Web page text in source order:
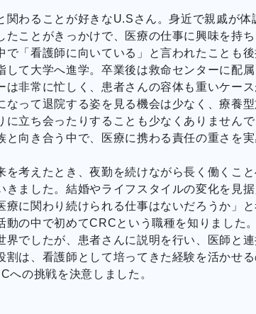
関わることが好きなU.Sさん。身近で親戚が体
たことがきっかけで、医療の仕事に興味を持
で「看護師に向いている」と言われたことも後
して大学へ進学。卒業後は救命センターに配属
は非常に忙しく、患者さんの容体も重いケー
なって退院する姿を見る機会は少なく、療養
に立ち会ったりすることも少なくありません
と向き合う中で、医療に携わる責任の重さを
を考えたとき、夜勤を続けながら長く働くこ
きました。結婚やライフスタイルの変化を見
療に関わり続けられる仕事はないだろうか」
動の中で初めてCRCという職種を知りました
界でしたが、患者さんに説明を行い、医師と
割は、看護師として培ってきた経験を活かせ
への挑戦を決意しました。